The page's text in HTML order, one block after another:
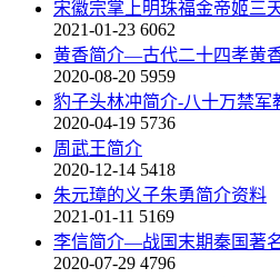
宋徽宗掌上明珠福金帝姬三
2021-01-23 6062
黄香简介—古代二十四孝黄
2020-08-20 5959
豹子头林冲简介-八十万禁军
2020-04-19 5736
周武王简介
2020-12-14 5418
朱元璋的义子朱勇简介资料
2021-01-11 5169
李信简介—战国末期秦国著
2020-07-29 4796